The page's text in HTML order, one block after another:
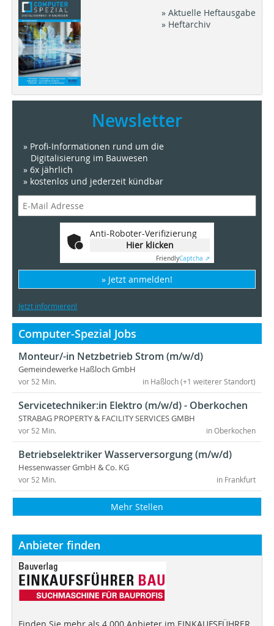
» Aktuelle Heftausgabe
» Heftarchiv
Newsletter
» Profi-Informationen rund um die
Digitalisierung im Bauwesen
» 6x jährlich
» kostenlos und jederzeit kündbar
Anti-Roboter-Verifizierung
Hier klicken
FriendlyCaptcha ⇗
» Jetzt anmelden!
Jetzt informieren!
Computer-Spezial Jobs
Monteur/-in Netzbetrieb Strom (m/w/d)
Gemeindewerke Haßloch GmbH
in Haßloch (+1 weiterer Standort)
vor 52 Min.
Servicetechniker:in Elektro (m/w/d) - Oberkochen
STRABAG PROPERTY & FACILITY SERVICES GMBH
in Oberkochen
vor 52 Min.
Betriebselektriker Wasserversorgung (m/w/d)
Hessenwasser GmbH & Co. KG
in Frankfurt
vor 52 Min.
Mehr Stellen
Anbieter finden